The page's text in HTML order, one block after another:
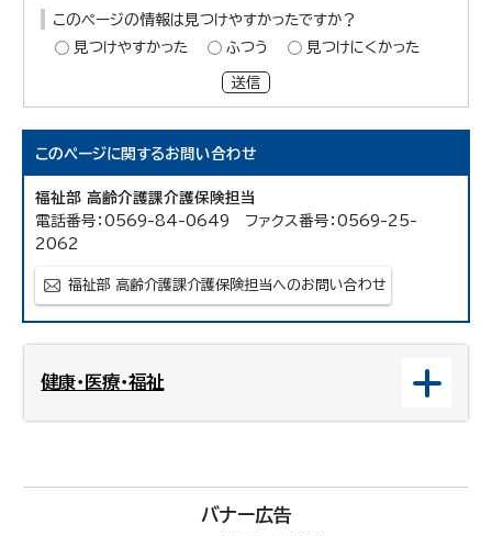
このページの情報は見つけやすかったですか？
見つけやすかった
ふつう 見つけにくかった
送信
このページに関するお問い合わせ
福祉部 高齢介護課介護保険担当
電話番号：0569-84-0649 ファクス番号：0569-25-
2062
福祉部 高齢介護課介護保険担当へのお問い合わせ
健康・医療・福祉
バナー広告